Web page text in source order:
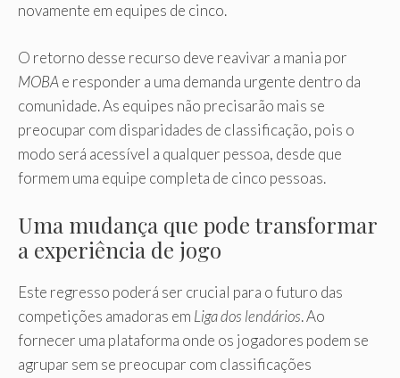
novamente em equipes de cinco.
O retorno desse recurso deve reavivar a mania por
MOBA e responder a uma demanda urgente dentro da
comunidade. As equipes não precisarão mais se
preocupar com disparidades de classificação, pois o
modo será acessível a qualquer pessoa, desde que
formem uma equipe completa de cinco pessoas.
Uma mudança que pode transformar
a experiência de jogo
Este regresso poderá ser crucial para o futuro das
competições amadoras em Liga dos lendários. Ao
fornecer uma plataforma onde os jogadores podem se
agrupar sem se preocupar com classificações